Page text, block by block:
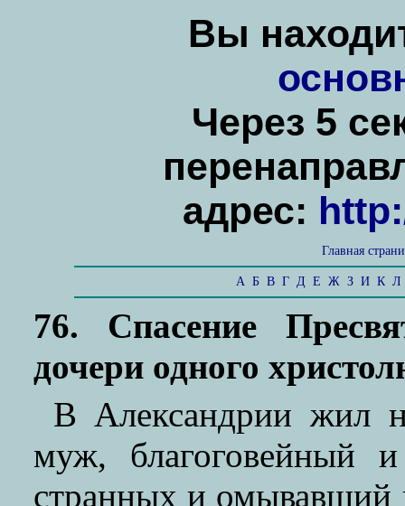
Вы
Через 5
адрес:
Главная
А Б В Г Д Е Ж З И К Л
76. Спасение
дочери одного
В Александрии жил
муж, благоговейный
странных и